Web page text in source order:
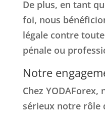
De plus, en tant
foi, nous
légale contre
pénale ou
Notre
Chez
sérieux notre rôle